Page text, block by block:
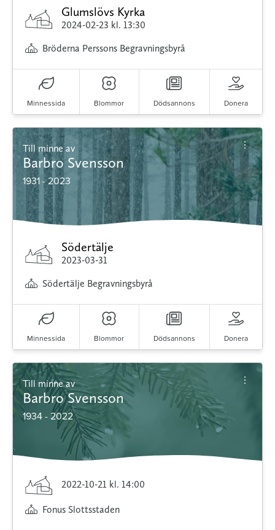
Glumslövs Kyrka
2024-02-23 kl. 13:30
Bröderna Perssons Begravningsbyrå
Minnessida Blommor Dödsannons Donera
Till minne av
Barbro Svensson
1931 - 2023
Södertälje
2023-03-31
Södertälje Begravningsbyrå
Minnessida Blommor Dödsannons Donera
Till minne av
Barbro Svensson
1934 - 2022
2022-10-21 kl. 14:00
Fonus Slottsstaden